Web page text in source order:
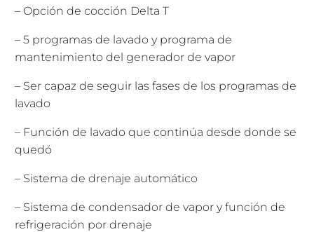
– Opción de cocción Delta T
– 5 programas de lavado y programa de
mantenimiento del generador de vapor
– Ser capaz de seguir las fases de los programas de
lavado
– Función de lavado que continúa desde donde se
quedó
– Sistema de drenaje automático
– Sistema de condensador de vapor y función de
refrigeración por drenaje